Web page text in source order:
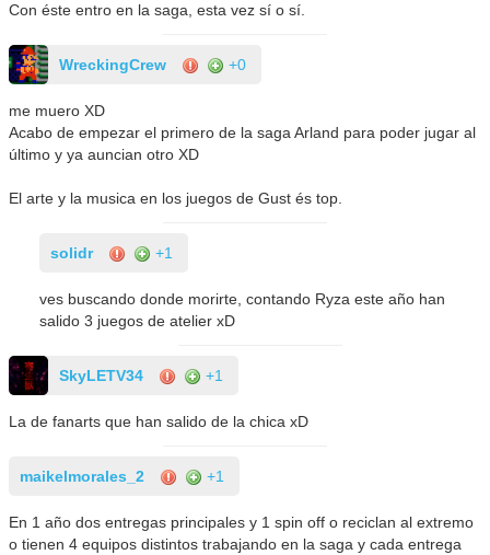
Con éste entro en la saga, esta vez sí o sí.
WreckingCrew +0
me muero XD
Acabo de empezar el primero de la saga Arland para poder jugar al
último y ya auncian otro XD
El arte y la musica en los juegos de Gust és top.
solidr +1
ves buscando donde morirte, contando Ryza este año han
salido 3 juegos de atelier xD
SkyLETV34 +1
La de fanarts que han salido de la chica xD
maikelmorales_2 +1
En 1 año dos entregas principales y 1 spin off o reciclan al extremo
o tienen 4 equipos distintos trabajando en la saga y cada entrega